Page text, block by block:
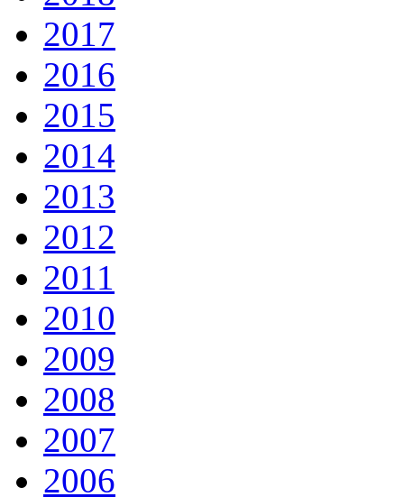
2017
2016
2015
2014
2013
2012
2011
2010
2009
2008
2007
2006